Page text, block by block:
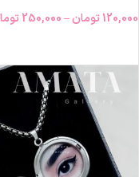
120,000 تومان–
250,000